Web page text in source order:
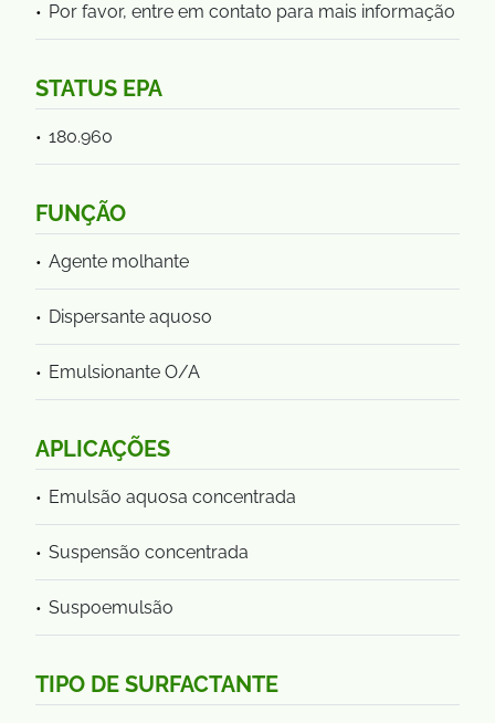
Por favor, entre em contato para mais informação
STATUS EPA
180.960
FUNÇÃO
Agente molhante
Dispersante aquoso
Emulsionante O/A
APLICAÇÕES
Emulsão aquosa concentrada
Suspensão concentrada
Suspoemulsão
TIPO DE SURFACTANTE